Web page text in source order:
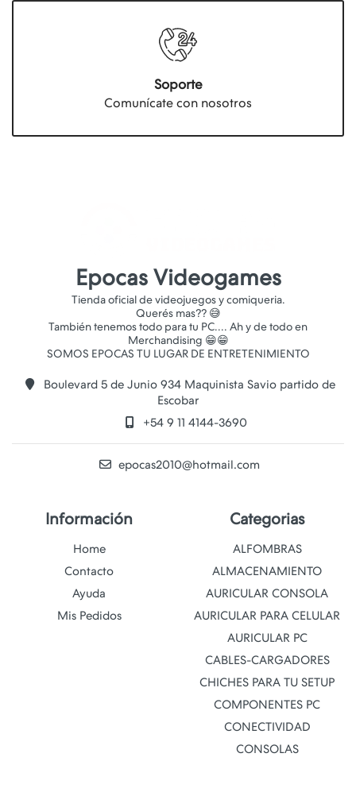
Soporte
Comunícate con nosotros
Epocas Videogames
Tienda oficial de videojuegos y comiqueria.
Querés mas?? 😅
También tenemos todo para tu PC.... Ah y de todo en
Merchandising 😁😁
Boulevard 5 de Junio 934 Maquinista Savio partido de
Escobar
+54 9 11 4144-3690
epocas2010@hotmail.com
Información
Home
Contacto
Ayuda
Mis Pedidos
Categorias
ALFOMBRAS
ALMACENAMIENTO
AURICULAR CONSOLA
AURICULAR PARA CELULAR
AURICULAR PC
CABLES-CARGADORES
CHICHES PARA TU SETUP
COMPONENTES PC
CONECTIVIDAD
CONSOLAS